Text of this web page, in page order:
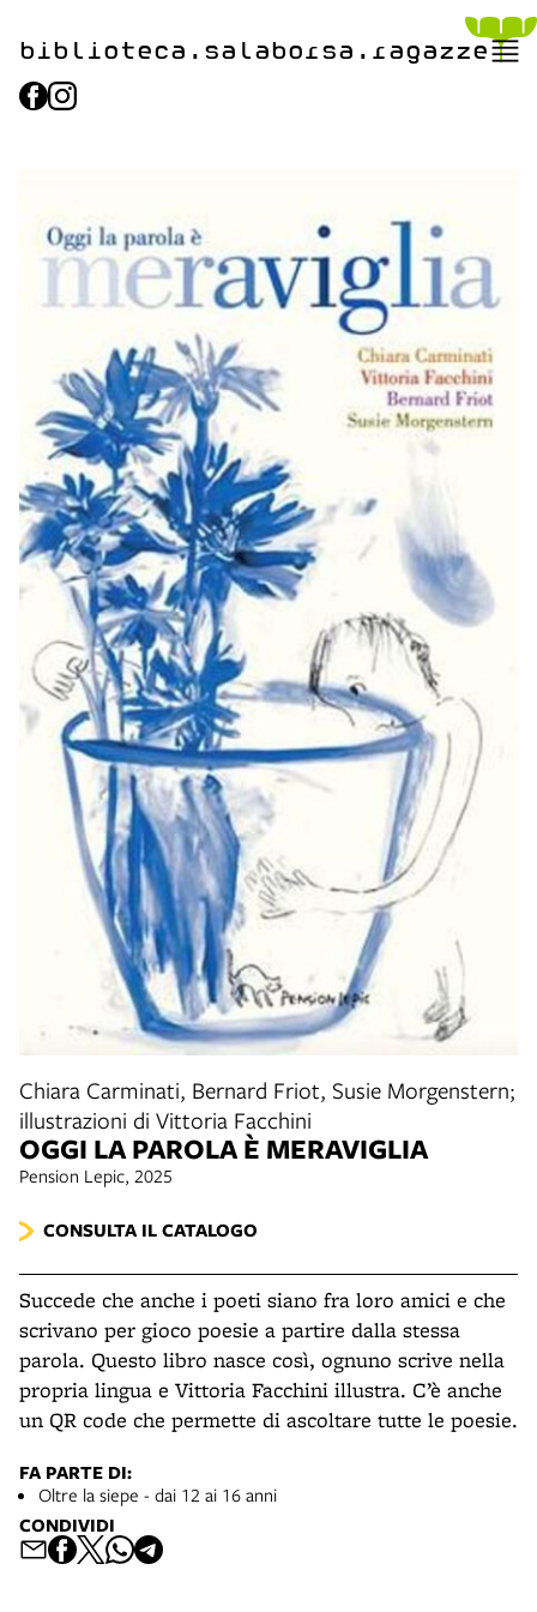
biblioteca.​salaborsa.ragazze
Chiara Carminati, Bernard Friot, Susie Morgenstern;
illustrazioni di Vittoria Facchini
OGGI LA PAROLA È MERAVIGLIA
Pension Lepic, 2025
CONSULTA IL CATALOGO
Succede che anche i poeti siano fra loro amici e che
scrivano per gioco poesie a partire dalla stessa
parola. Questo libro nasce così, ognuno scrive nella
propria lingua e Vittoria Facchini illustra. C’è anche
un QR code che permette di ascoltare tutte le poesie.
FA PARTE DI:
Oltre la siepe - dai 12 ai 16 anni
CONDIVIDI